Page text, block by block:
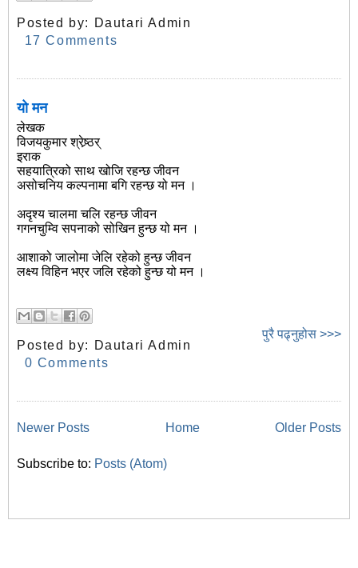
Posted by:
Dautari Admin
17 Comments
यो मन
लेखक
विजयकुमार श्रेष्र्ठर्
इराक
सहयात्रिको साथ खोजि रहन्छ जीवन
असोचनिय कल्पनामा बगि रहन्छ यो मन ।
अदृश्य चालमा चलि रहन्छ जीवन
गगनचुम्वि सपनाको सोखिन हुन्छ यो मन ।
आशाको जालोमा जेलि रहेको हुन्छ जीवन
लक्ष्य विहिन भएर जलि रहेको हुन्छ यो मन ।
पुरै पढ्नुहोस >>>
Posted by:
Dautari Admin
0 Comments
Newer Posts Older Posts
Home
Subscribe to: Posts (Atom)